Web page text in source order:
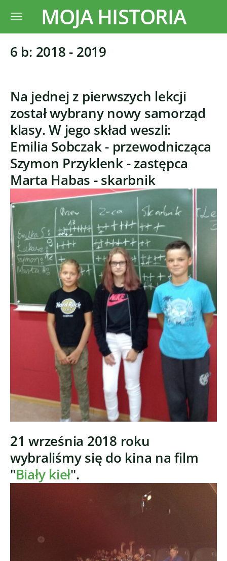
MOJA HISTORIA
6 b: 2018 - 2019
Na jednej z pierwszych lekcji
został wybrany nowy samorząd
klasy. W jego skład weszli:
Emilia Sobczak - przewodnicząca
Szymon Przyklenk - zastępca
Marta Habas - skarbnik
21 września 2018 roku
wybraliśmy się do kina na film
"Biały kieł".